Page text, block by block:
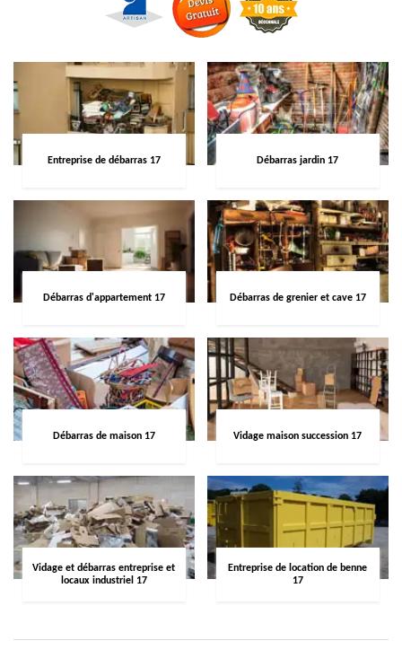
Entreprise de débarras 17 Débarras jardin 17
Débarras d'appartement 17 Débarras de grenier et cave 17
Débarras de maison 17 Vidage maison succession 17
Vidage et débarras entreprise et
locaux industriel 17
Entreprise de location de benne
17